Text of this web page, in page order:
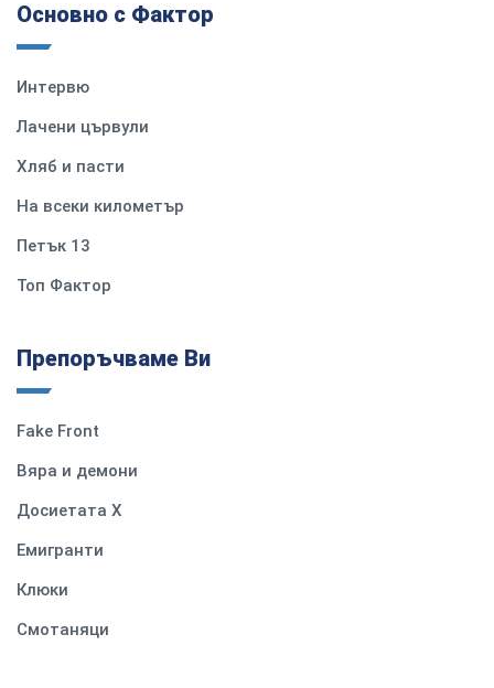
Основно с Фактор
Интервю
Лачени цървули
Хляб и пасти
На всеки километър
Петък 13
Топ Фактор
Препоръчваме Ви
Fake Front
Вяра и демони
Досиетата Х
Емигранти
Клюки
Смотаняци